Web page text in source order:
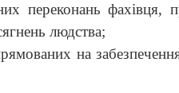
переконань фахівця,
людства;
на